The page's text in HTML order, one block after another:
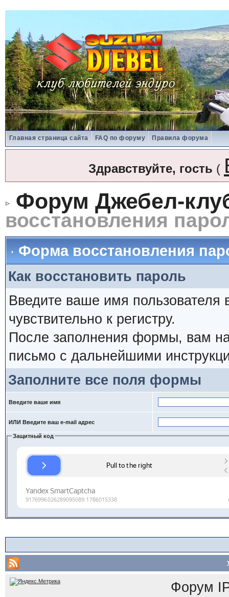
Главная страница сайта FAQ по форуму Правила форума
Здравствуйте, гость (
Форум Джебел-
восстановления
Форма восстановления
Как восстановить пароль
Введите ваше имя
чувствительно к регистру.
После заполнения формы, вам на
письмо с дальнейшими
Заполните все поля формы
Введите ваше имя
ИЛИ Введите ваш e-mail адрес
Защитный код
Форум